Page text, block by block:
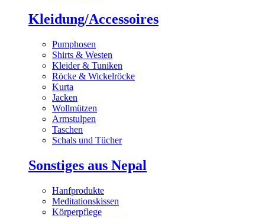
Kleidung/Accessoires
Pumphosen
Shirts & Westen
Kleider & Tuniken
Röcke & Wickelröcke
Kurta
Jacken
Wollmützen
Armstulpen
Taschen
Schals und Tücher
Sonstiges aus Nepal
Hanfprodukte
Meditationskissen
Körperpflege